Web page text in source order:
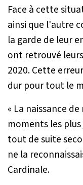
Face à cette
ainsi que l'autre
la garde de leur
ont retrouvé
2020. Cette
dur pour tout le
« La naissance
moments les plus
tout de suite
ne la
Cardinale.